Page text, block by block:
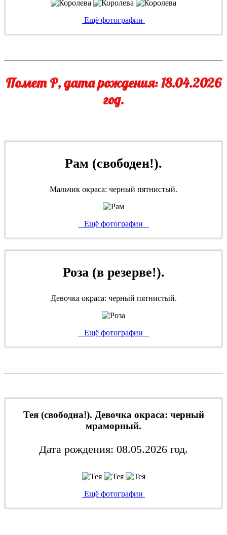
Ещё фотографии
Помет Р, дата рождения: 18.04.2026
год.
Рам (свободен!).
Мальчик окраса: черный пятнистый.
Ещё фотографии
Роза (в резерве!).
Девочка окраса: черный пятнистый.
Ещё фотографии
Тея (свободна!). Девочка окраса: черный
мраморный.
Дата рождения: 08.05.2026 год.
Ещё фотографии